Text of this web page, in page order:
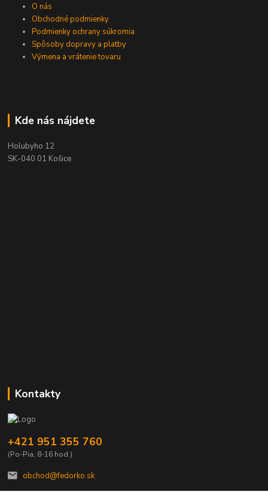
O nás
Obchodné podmienky
Podmienky ochrany súkromia
Spôsoby dopravy a platby
Výmena a vrátenie tovaru
Kde nás nájdete
Holubyho 12
SK-040 01 Košice
Kontakty
+421 951 355 760
(Po-Pia, 8-16 hod.)
obchod@fedorko.sk